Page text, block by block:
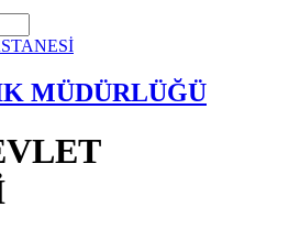
MÜDÜRLÜĞÜ